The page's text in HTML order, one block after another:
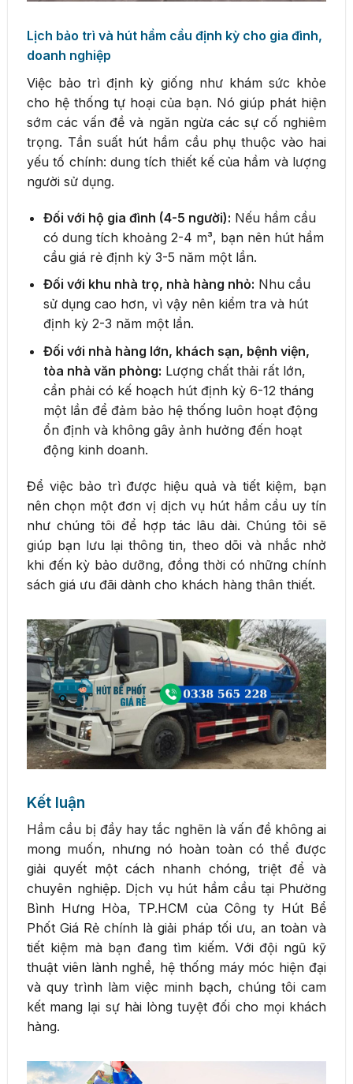
Lịch bảo trì và hút hầm cầu định kỳ cho gia đình,
doanh nghiệp
Việc bảo trì định kỳ giống như khám sức khỏe
cho hệ thống tự hoại của bạn. Nó giúp phát hiện
sớm các vấn đề và ngăn ngừa các sự cố nghiêm
trọng. Tần suất hút hầm cầu phụ thuộc vào hai
yếu tố chính: dung tích thiết kế của hầm và lượng
người sử dụng.
Đối với hộ gia đình (4-5 người): Nếu hầm cầu
có dung tích khoảng 2-4 m³, bạn nên hút hầm
cầu giá rẻ định kỳ 3-5 năm một lần.
Đối với khu nhà trọ, nhà hàng nhỏ: Nhu cầu
sử dụng cao hơn, vì vậy nên kiểm tra và hút
định kỳ 2-3 năm một lần.
Đối với nhà hàng lớn, khách sạn, bệnh viện,
tòa nhà văn phòng: Lượng chất thải rất lớn,
cần phải có kế hoạch hút định kỳ 6-12 tháng
một lần để đảm bảo hệ thống luôn hoạt động
ổn định và không gây ảnh hưởng đến hoạt
động kinh doanh.
Để việc bảo trì được hiệu quả và tiết kiệm, bạn
nên chọn một đơn vị dịch vụ hút hầm cầu uy tín
như chúng tôi để hợp tác lâu dài. Chúng tôi sẽ
giúp bạn lưu lại thông tin, theo dõi và nhắc nhở
khi đến kỳ bảo dưỡng, đồng thời có những chính
sách giá ưu đãi dành cho khách hàng thân thiết.
Kết luận
Hầm cầu bị đầy hay tắc nghẽn là vấn đề không ai
mong muốn, nhưng nó hoàn toàn có thể được
giải quyết một cách nhanh chóng, triệt để và
chuyên nghiệp. Dịch vụ hút hầm cầu tại Phường
Bình Hưng Hòa, TP.HCM của Công ty Hút Bể
Phốt Giá Rẻ chính là giải pháp tối ưu, an toàn và
tiết kiệm mà bạn đang tìm kiếm. Với đội ngũ kỹ
thuật viên lành nghề, hệ thống máy móc hiện đại
và quy trình làm việc minh bạch, chúng tôi cam
kết mang lại sự hài lòng tuyệt đối cho mọi khách
hàng.